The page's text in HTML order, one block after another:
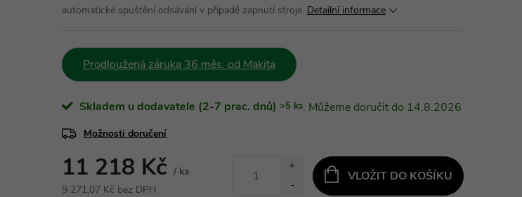
automatické spuštění odsávání v případě zapnutí stroje. Detailní informace
Prodloužená záruka 36 měs. od Makita
Skladem u dodavatele (2-7 prac. dnů) >5 ks 14.8.2026
Možnosti doručení
11 218 Kč / ks
9 271,07 Kč bez DPH
VLOŽIT DO KOŠÍKU